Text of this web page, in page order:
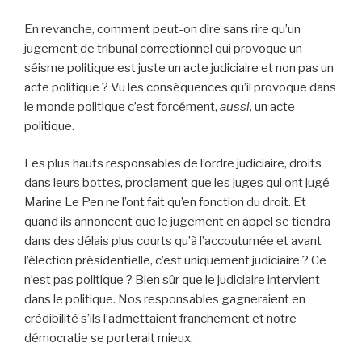
En revanche, comment peut-on dire sans rire qu’un
jugement de tribunal correctionnel qui provoque un
séisme politique est juste un acte judiciaire et non pas un
acte politique ? Vu les conséquences qu’il provoque dans
le monde politique c’est forcément, aussi, un acte
politique.
Les plus hauts responsables de l’ordre judiciaire, droits
dans leurs bottes, proclament que les juges qui ont jugé
Marine Le Pen ne l’ont fait qu’en fonction du droit. Et
quand ils annoncent que le jugement en appel se tiendra
dans des délais plus courts qu’à l’accoutumée et avant
l’élection présidentielle, c’est uniquement judiciaire ? Ce
n’est pas politique ? Bien sûr que le judiciaire intervient
dans le politique. Nos responsables gagneraient en
crédibilité s’ils l’admettaient franchement et notre
démocratie se porterait mieux.